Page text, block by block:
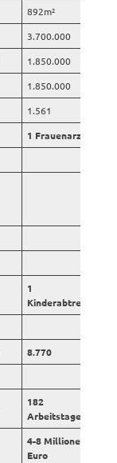
892m²
3.700.000
1.850.000
1.850.000
1.561
1 Frauenarzt
1
Kinderabtreiber
8.770
182
Arbeitstage
4-8 Millionen
Euro